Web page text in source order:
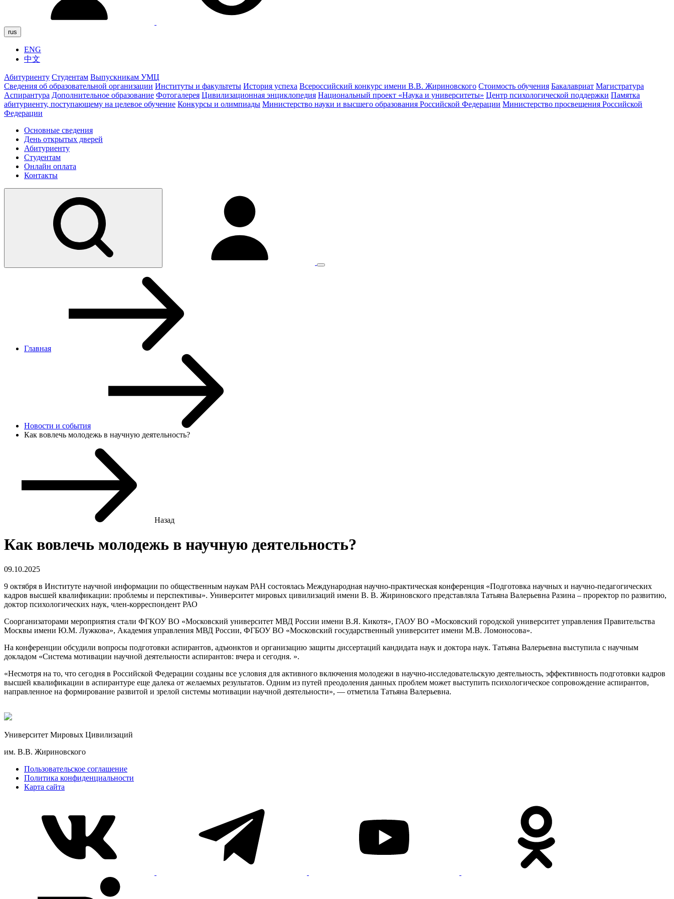
rus
ENG
中文
Абитуриенту Студентам Выпускникам УМЦ
Сведения об образовательной организации Институты и факультеты История успеха Всероссийский конкурс имени В.В. Жириновского Стоимость обучения Бакалавриат Магистратура
Аспирантура Дополнительное образование Фотогалерея Цивилизационная энциклопедия Национальный проект «Наука и университеты» Центр психологической поддержки Памятка
абитуриенту, поступающему на целевое обучение Конкурсы и олимпиады Министерство науки и высшего образования Российской Федерации Министерство просвещения Российской
Федерации
Основные сведения
День открытых дверей
Абитуриенту
Студентам
Онлайн оплата
Контакты
Главная
Новости и cобытия
Как вовлечь молодежь в научную деятельность?
Назад
Как вовлечь молодежь в научную деятельность?
09.10.2025
9 октября в Институте научной информации по общественным наукам РАН состоялась Международная научно-практическая конференция «Подготовка научных и научно-педагогических
кадров высшей квалификации: проблемы и перспективы». Университет мировых цивилизаций имени В. В. Жириновского представляла Татьяна Валерьевна Разина – проректор по развитию,
доктор психологических наук, член-корреспондент РАО
Соорганизаторами мероприятия стали ФГКОУ ВО «Московский университет МВД России имени В.Я. Кикотя», ГАОУ ВО «Московский городской университет управления Правительства
Москвы имени Ю.М. Лужкова», Академия управления МВД России, ФГБОУ ВО «Московский государственный университет имени М.В. Ломоносова».
На конференции обсудили вопросы подготовки аспирантов, адъюнктов и организацию защиты диссертаций кандидата наук и доктора наук. Татьяна Валерьевна выступила с научным
докладом «Система мотивации научной деятельности аспирантов: вчера и сегодня. ».
«Несмотря на то, что сегодня в Российской Федерации созданы все условия для активного включения молодежи в научно-исследовательскую деятельность, эффективность подготовки кадров
высшей квалификации в аспирантуре еще далека от желаемых результатов. Одним из путей преодоления данных проблем может выступить психологическое сопровождение аспирантов,
направленное на формирование развитой и зрелой системы мотивации научной деятельности», — отметила Татьяна Валерьевна.
Университет Мировых Цивилизаций
им. В.В. Жириновского
Пользовательское соглашение
Политика конфиденциальности
Карта сайта